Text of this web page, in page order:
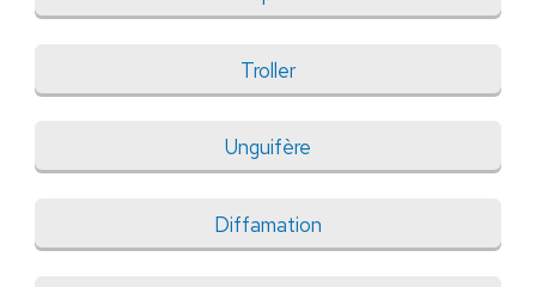
Troller
Unguifère
Diffamation